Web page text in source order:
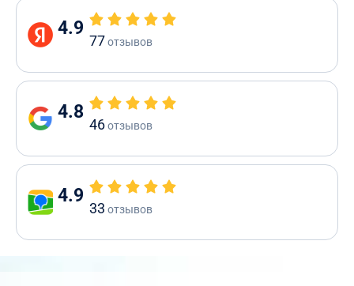
4.9
77отзывов
4.8
46отзывов
4.9
33 отзывов